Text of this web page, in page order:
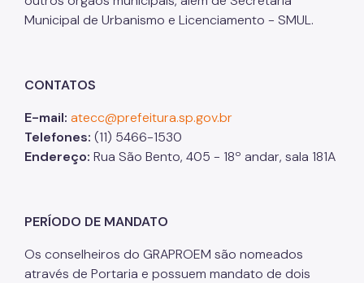
Aprovação de Projetos
Portal de Licenciamento
Requalifica Rápido
Controle do uso
Municipal de Urbanismo e Licenciamento - SMUL.
CONTATOS
E-mail: atecc@prefeitura.sp.gov.br
Telefones: (11) 5466-1530
Endereço: Rua São Bento, 405 - 18º andar, sala 181A
PERÍODO DE MANDATO
Os conselheiros do GRAPROEM são nomeados
através de Portaria e possuem mandato de dois